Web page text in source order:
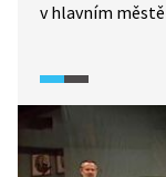
v hlavním
Zdeněk Svěrák a